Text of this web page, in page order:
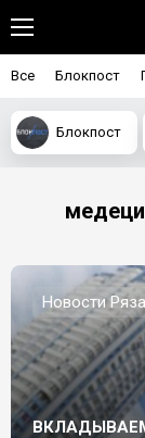
Все Блокпост
Блокпост
Новости